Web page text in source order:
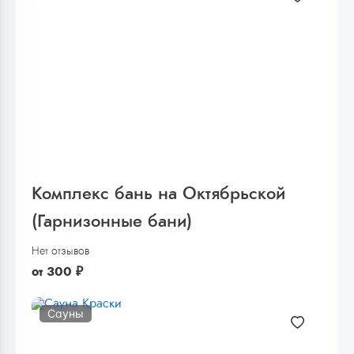
Комплекс бань на Октябрьской
(Гарнизонные бани)
Нет отзывов
от 300 ₽
Сауны